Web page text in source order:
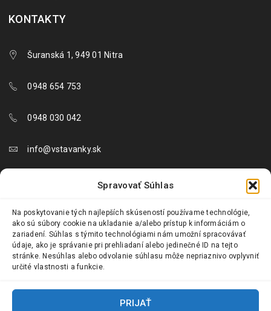
Spravovať Súhlas
Na poskytovanie tých najlepších skúseností používame technológie,
ako sú súbory cookie na ukladanie a/alebo prístup k informáciám o
zariadení. Súhlas s týmito technológiami nám umožní spracovávať
údaje, ako je správanie pri prehliadaní alebo jedinečné ID na tejto
stránke. Nesúhlas alebo odvolanie súhlasu môže nepriaznivo ovplyvniť
určité vlastnosti a funkcie.
PRIJAŤ
KONTAKTY
Šuranská 1, 949 01 Nitra
0948 654 753
0948 030 042
info@vstavanky.sk
objednavky@vstavanky.sk
reklamacie@vstavanky.sk
© 2024 Vstavanky.sk. Všetky práva vyhradené.